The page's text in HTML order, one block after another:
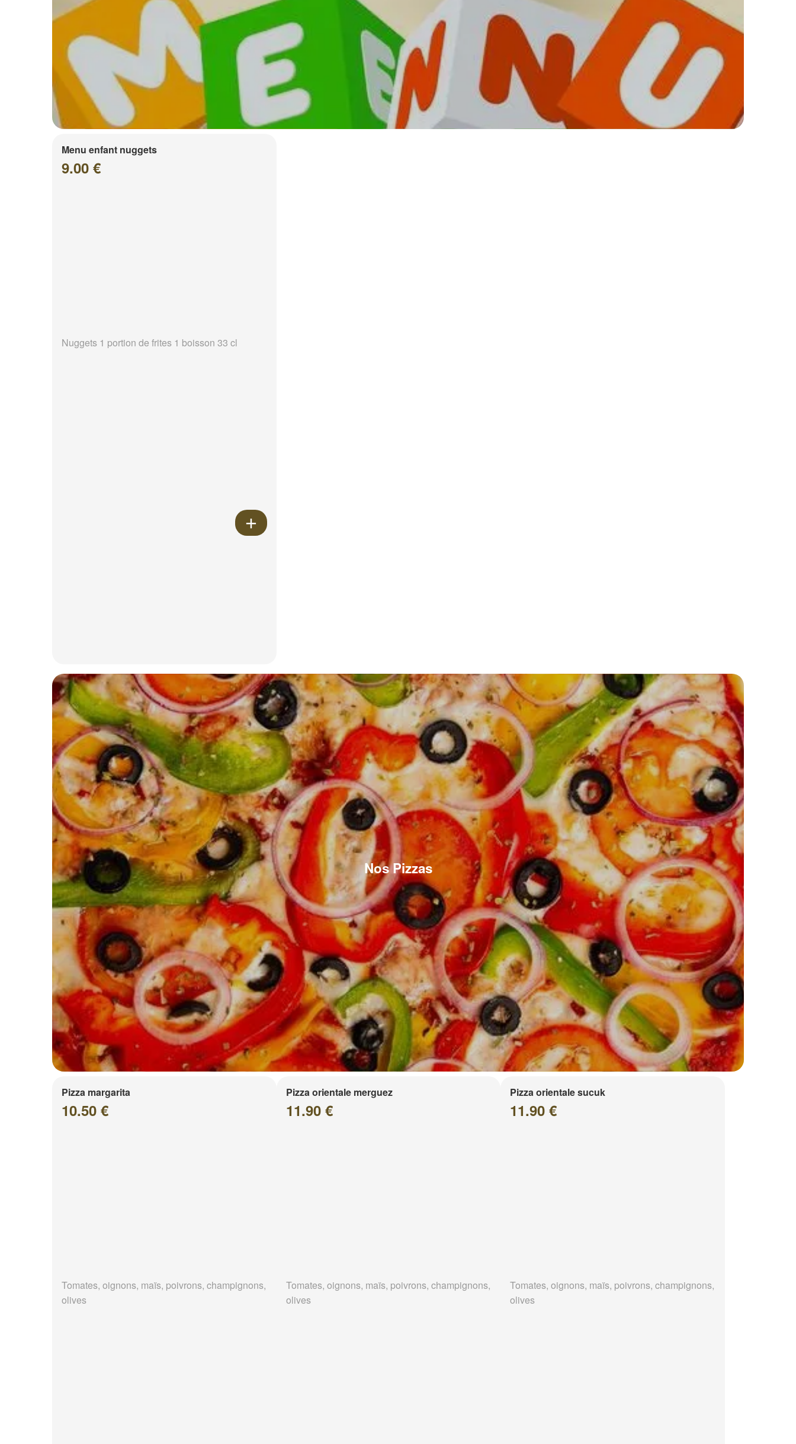
Menu enfant nuggets
9.00 €
Nuggets 1 portion de frites 1 boisson 33 cl
Nos Pizzas
Pizza margarita
10.50 €
Tomates, oignons, maïs, poivrons, champignons,
olives
Pizza orientale merguez
11.90 €
Tomates, oignons, maïs, poivrons, champignons,
olives
Pizza orientale sucuk
11.90 €
Tomates, oignons, maïs, poivrons, champignons,
olives